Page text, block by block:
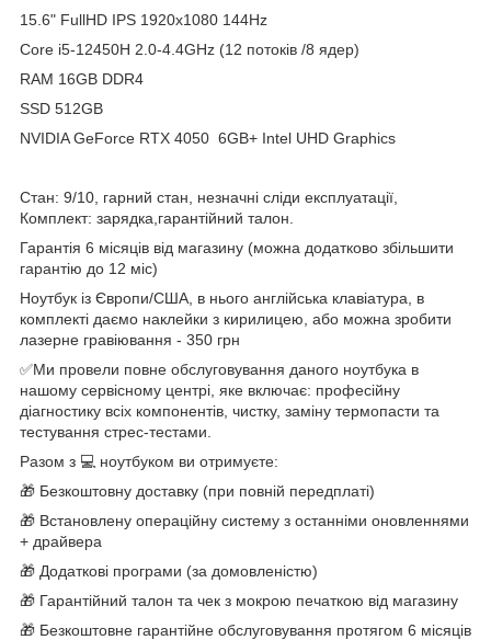
15.6" FullHD IPS 1920x1080 144Hz
Core i5-12450H 2.0-4.4GHz (12 потоків /8 ядер)
RAM 16GB DDR4
SSD 512GB
NVIDIA GeForce RTX 4050 6GB+ Intel UHD Graphics
Стан: 9/10, гарний стан, незначні сліди експлуатації,
Комплект: зарядка,гарантійний талон.
Гарантія 6 місяців від магазину (можна додатково збільшити
гарантію до 12 міс)
Ноутбук із Європи/США, в нього англійська клавіатура, в
комплекті даємо наклейки з кирилицею, або можна зробити
лазерне гравіювання - 350 грн
✅Ми провели повне обслуговування даного ноутбука в
нашому сервісному центрі, яке включає: професійну
діагностику всіх компонентів, чистку, заміну термопасти та
тестування стрес-тестами.
Разом з 💻 ноутбуком ви отримуєте:
🎁 Безкоштовну доставку (при повній передплаті)
🎁 Встановлену операційну систему з останніми оновленнями
+ драйвера
🎁 Додаткові програми (за домовленістю)
🎁 Гарантійний талон та чек з мокрою печаткою від магазину
🎁 Безкоштовне гарантійне обслуговування протягом 6 місяців